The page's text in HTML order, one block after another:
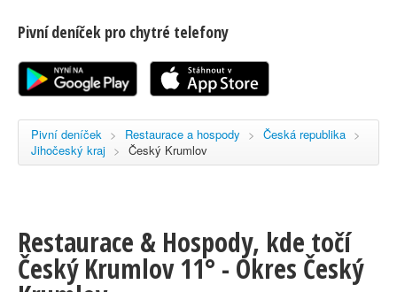
Registrace
Pivní deníček pro chytré telefony
Pivní deníček > Restaurace a hospody > Česká republika >
Jihočeský kraj > Český Krumlov
Restaurace & Hospody, kde točí
Český Krumlov 11° - Okres Český